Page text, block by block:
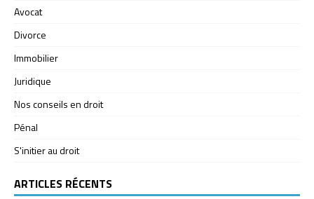
Avocat
Divorce
Immobilier
Juridique
Nos conseils en droit
Pénal
S'initier au droit
ARTICLES RÉCENTS